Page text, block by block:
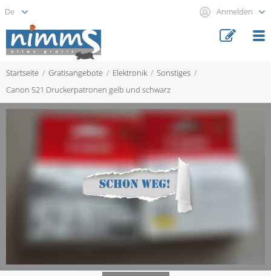
Anmelden
Startseite Gratisangebote Elektronik
Sonstiges
Canon 521 Druckerpatronen gelb und schwarz